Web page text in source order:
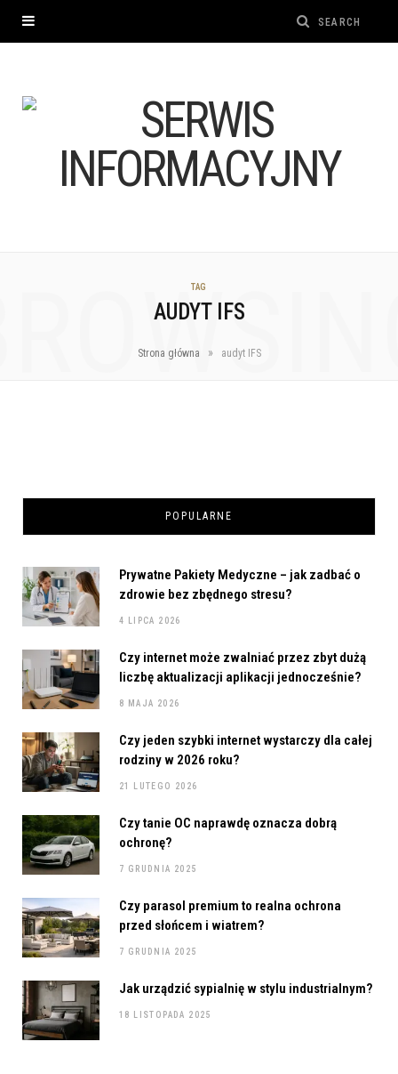
TAG
AUDYT IFS
Strona główna » audyt IFS
POPULARNE
Prywatne Pakiety Medyczne – jak zadbać o
zdrowie bez zbędnego stresu?
4 LIPCA 2026
Czy internet może zwalniać przez zbyt dużą
liczbę aktualizacji aplikacji jednocześnie?
8 MAJA 2026
Czy jeden szybki internet wystarczy dla całej
rodziny w 2026 roku?
21 LUTEGO 2026
Czy tanie OC naprawdę oznacza dobrą
ochronę?
7 GRUDNIA 2025
Czy parasol premium to realna ochrona
przed słońcem i wiatrem?
7 GRUDNIA 2025
Jak urządzić sypialnię w stylu industrialnym?
18 LISTOPADA 2025